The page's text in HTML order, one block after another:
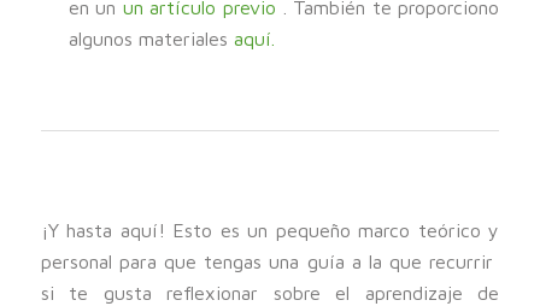
en un un artículo previo . También te proporciono
algunos materiales aquí.
¡Y hasta aquí! Esto es un pequeño marco teórico y
personal para que tengas una guía a la que recurrir
si te gusta reflexionar sobre el aprendizaje de